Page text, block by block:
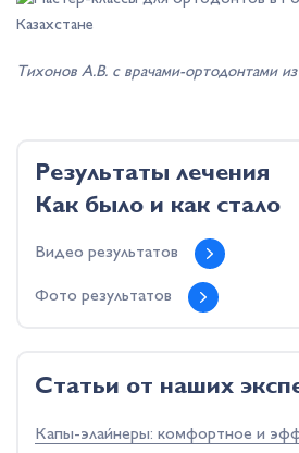
Тихонов А.В. с врачами-ортодонтами из
Результаты лечения
Как было и как стало
Видео результатов
Фото результатов
Cтатьи от наших
Капы-элайнеры: комфортное и